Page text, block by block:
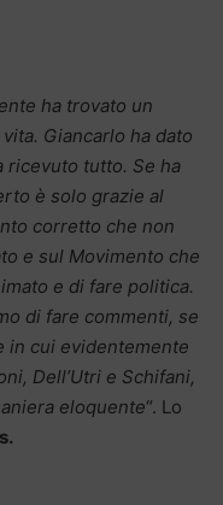
ha trovato un
Giancarlo ha dato
ricevuto tutto. Se ha
è solo grazie al
corretto che non
e sul Movimento che
e di fare politica.
di fare commenti, se
in cui evidentemente
Dell’Utri e Schifani,
eloquente“. Lo